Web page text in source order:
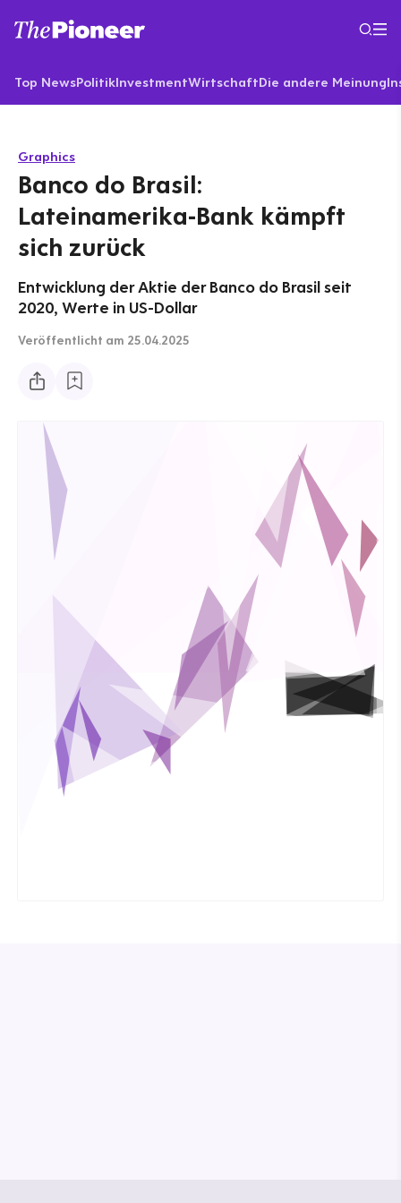
Top NewsPolitikInvestmentWirtschaftDie andere Meinung
Graphics
Banco do Brasil:
Lateinamerika-Bank kämpft
sich zurück
Entwicklung der Aktie der Banco do Brasil seit
2020, Werte in US-Dollar
Veröffentlicht am 25.04.2025